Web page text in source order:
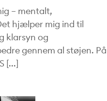
– mentalt,
hjælper mig ind til
klarsyn og
gennem al støjen. På
[...]